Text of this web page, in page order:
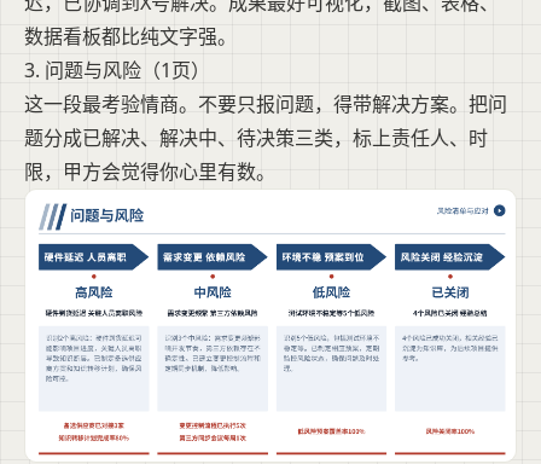
数据看板都比纯文字强。
3. 问题与风险（1页）
这一段最考验情商。不要只报问题，得带解决方案。把问
题分成已解决、解决中、待决策三类，标上责任人、时
限，甲方会觉得你心里有数。